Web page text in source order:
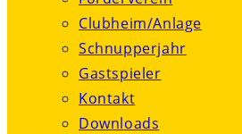
Clubheim/Anlage
Schnupperjahr
Gastspieler
Kontakt
Downloads